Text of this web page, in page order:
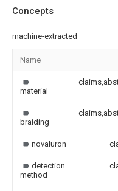
Concepts
machine-extracted
Name
material
braiding
novaluron
detection
method